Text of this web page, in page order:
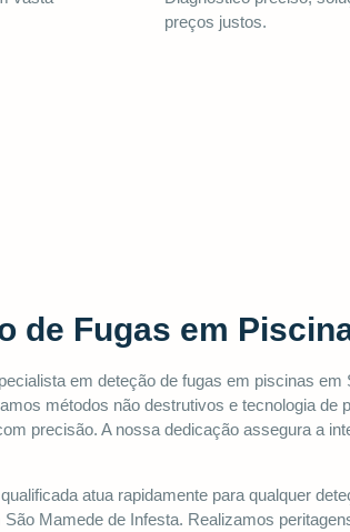
preços justos.
de Fugas em
em deteção de fugas em piscinas em
métodos não destrutivos e tecnologia de
precisão. A nossa dedicação assegura a
atua rapidamente para qualquer
Mamede de Infesta. Realizamos